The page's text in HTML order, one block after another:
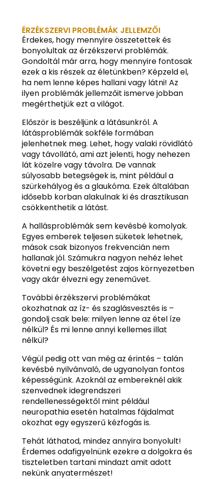
ÉRZÉKSZERVI PROBLÉMÁK JELLEMZŐI
Érdekes, hogy mennyire összetettek és
bonyolultak az érzékszervi problémák.
Gondoltál már arra, hogy mennyire fontosak
ezek a kis részek az életünkben? Képzeld el,
ha nem lenne képes hallani vagy látni! Az
ilyen problémák jellemzőit ismerve jobban
megérthetjük ezt a világot.
Először is beszéljünk a látásunkról. A
látásproblémák sokféle formában
jelenhetnek meg. Lehet, hogy valaki rövidlátó
vagy távollátó, ami azt jelenti, hogy nehezen
lát közelre vagy távolra. De vannak
súlyosabb betegségek is, mint például a
szürkehályog és a glaukóma. Ezek általában
idősebb korban alakulnak ki és drasztikusan
csökkenthetik a látást.
A hallásproblémák sem kevésbé komolyak.
Egyes emberek teljesen süketek lehetnek,
mások csak bizonyos frekvencián nem
hallanak jól. Számukra nagyon nehéz lehet
követni egy beszélgetést zajos környezetben
vagy akár élvezni egy zeneművet.
További érzékszervi problémákat
okozhatnak az íz- és szaglásvesztés is –
gondolj csak bele: milyen lenne az étel íze
nélkül? És mi lenne annyi kellemes illat
nélkül?
Végül pedig ott van még az érintés – talán
kevésbé nyilvánvaló, de ugyanolyan fontos
képességünk. Azoknál az embereknél akik
szenvednek idegrendszeri
rendellenességektől mint például
neuropathia esetén hatalmas fájdalmat
okozhat egy egyszerű kézfogás is.
Tehát láthatod, mindez annyira bonyolult!
Érdemes odafigyelnünk ezekre a dolgokra és
tiszteletben tartani mindazt amit adott
nekünk anyatermészet!